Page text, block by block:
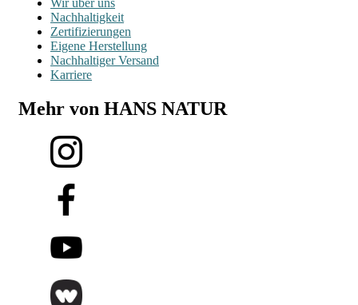
Wir über uns
Nachhaltigkeit
Zertifizierungen
Eigene Herstellung
Nachhaltiger Versand
Karriere
Mehr von HANS NATUR